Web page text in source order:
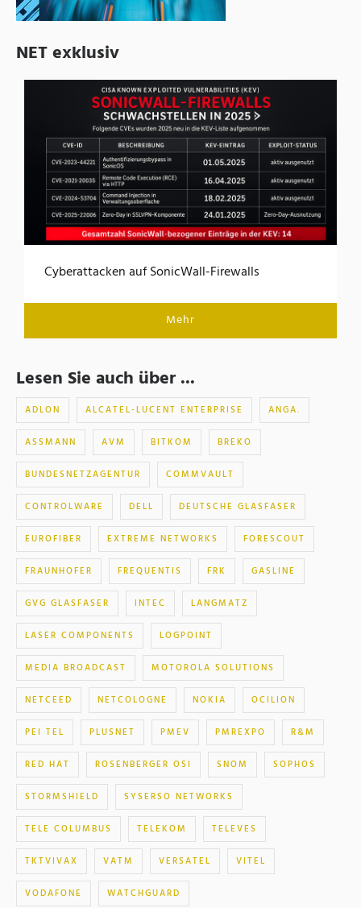
NET exklusiv
Cyberattacken auf SonicWall-Firewalls
Mehr
Lesen Sie auch über ...
ADLON ALCATEL-LUCENT ENTERPRISE ANGA.
ASSMANN AVM BITKOM BREKO
BUNDESNETZAGENTUR COMMVAULT
CONTROLWARE DELL DEUTSCHE GLASFASER
EUROFIBER EXTREME NETWORKS FORESCOUT
FRAUNHOFER FREQUENTIS FRK GASLINE
GVG GLASFASER INTEC LANGMATZ
LASER COMPONENTS LOGPOINT
MEDIA BROADCAST MOTOROLA SOLUTIONS
NETCEED NETCOLOGNE NOKIA OCILION
PEI TEL PLUSNET PMEV PMREXPO R&M
RED HAT ROSENBERGER OSI SNOM SOPHOS
STORMSHIELD SYSERSO NETWORKS
TELE COLUMBUS TELEKOM TELEVES
TKTVIVAX VATM VERSATEL VITEL
VODAFONE WATCHGUARD